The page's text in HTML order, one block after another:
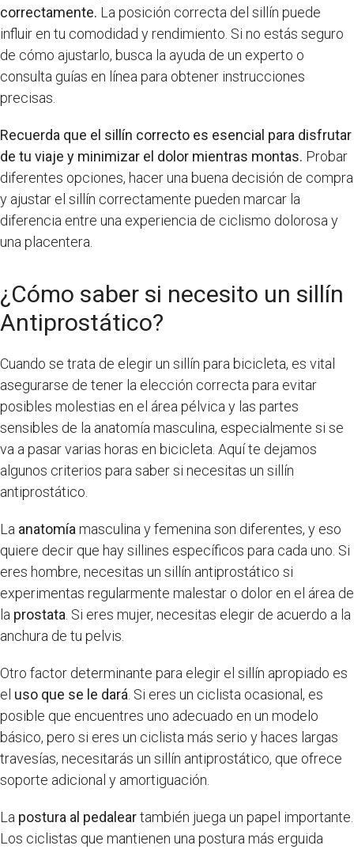
correctamente. La posición correcta del sillín puede
influir en tu comodidad y rendimiento. Si no estás seguro
de cómo ajustarlo, busca la ayuda de un experto o
consulta guías en línea para obtener instrucciones
precisas.
Recuerda que el sillín correcto es esencial para disfrutar
de tu viaje y minimizar el dolor mientras montas. Probar
diferentes opciones, hacer una buena decisión de compra
y ajustar el sillín correctamente pueden marcar la
diferencia entre una experiencia de ciclismo dolorosa y
una placentera.
¿Cómo saber si necesito un sillín
Antiprostático?
Cuando se trata de elegir un sillín para bicicleta, es vital
asegurarse de tener la elección correcta para evitar
posibles molestias en el área pélvica y las partes
sensibles de la anatomía masculina, especialmente si se
va a pasar varias horas en bicicleta. Aquí te dejamos
algunos criterios para saber si necesitas un sillín
antiprostático.
La anatomía masculina y femenina son diferentes, y eso
quiere decir que hay sillines específicos para cada uno. Si
eres hombre, necesitas un sillín antiprostático si
experimentas regularmente malestar o dolor en el área de
la prostata . Si eres mujer, necesitas elegir de acuerdo a la
anchura de tu pelvis.
Otro factor determinante para elegir el sillín apropiado es
el uso que se le dará . Si eres un ciclista ocasional, es
posible que encuentres uno adecuado en un modelo
básico, pero si eres un ciclista más serio y haces largas
travesías, necesitarás un sillín antiprostático, que ofrece
soporte adicional y amortiguación.
La postura al pedaleartambién juega un papel importante.
Los ciclistas que mantienen una postura más erguida